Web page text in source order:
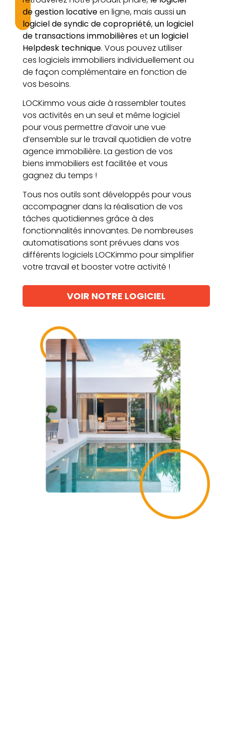
de gestion locativeen ligne, mais aussi un
logiciel de syndic de copropriété,un logiciel
de transactions immobilièresetun logiciel
Helpdesk technique. Vous pouvez utiliser
ces logiciels immobiliers individuellement ou
de façon complémentaire en fonction de
vos besoins.
LOCKimmo vous aide à rassembler toutes
vos activités en un seul et même logiciel
pour vous permettre d’avoir une vue
d’ensemble sur le travail quotidien de votre
agence immobilière. La gestion de vos
biens immobiliers est facilitée et vous
gagnez du temps !
Tous nos outils sont développés pour vous
accompagner dans la réalisation de vos
tâches quotidiennes grâce à des
fonctionnalités innovantes. De nombreuses
automatisations sont prévues dans vos
différents logiciels LOCKimmo pour simplifier
votre travail et booster votre activité !
VOIR NOTRE LOGICIEL